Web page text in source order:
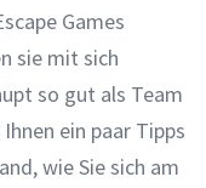
Games
sie mit sich
so gut als Team
ein paar Tipps
wie Sie sich am